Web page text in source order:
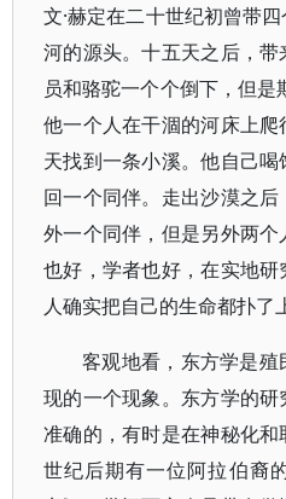
文·赫定在二十世纪初曾带
河的源头。十五天之后，
员和骆驼一个个倒下，但是
他一个人在干涸的河床上
天找到一条小溪。他自己
回一个同伴。走出沙漠之
外一个同伴，但是另外两
也好，学者也好，在实地
人确实把自己的生命都扑了
客观地看，东方学是
现的一个现象。东方学的
准确的，有时是在神秘化
世纪后期有一位阿拉伯裔